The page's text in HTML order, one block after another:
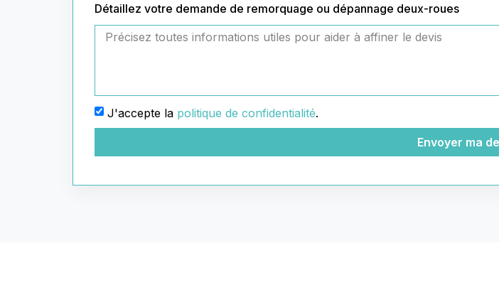
Détaillez votre demande de remorquage ou dépannage deux-roues
J'accepte la politique de confidentialité.
Envoyer ma